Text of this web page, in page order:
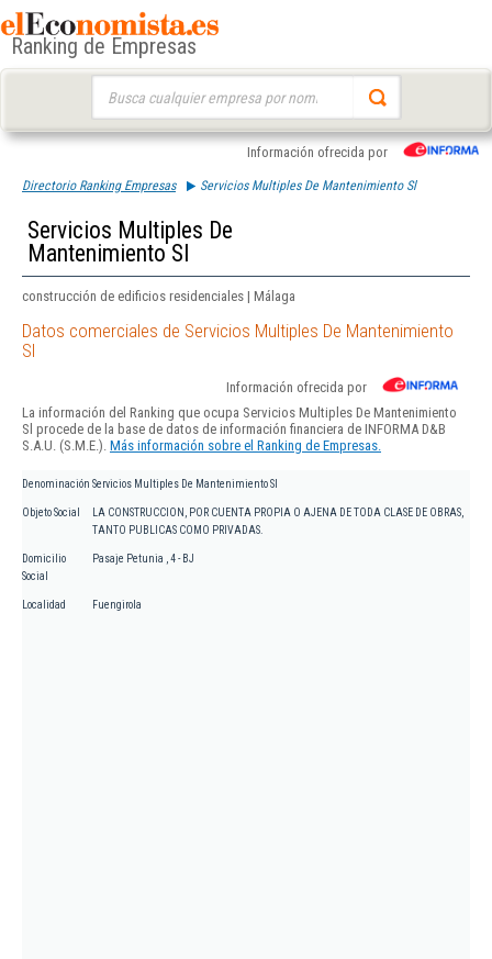
Ranking de Empresas
Información ofrecida por
Directorio Ranking Empresas Servicios Multiples De Mantenimiento Sl
Servicios Multiples De
Mantenimiento Sl
construcción de edificios residenciales | Málaga
Datos comerciales de Servicios Multiples De Mantenimiento
Sl
Información ofrecida por
La información del Ranking que ocupa Servicios Multiples De Mantenimiento
Sl procede de la base de datos de información financiera de INFORMA D&B
S.A.U. (S.M.E.). Más información sobre el Ranking de Empresas.
Denominación Servicios Multiples De Mantenimiento Sl
Objeto Social
LA CONSTRUCCION, POR CUENTA PROPIA O AJENA DE TODA CLASE DE OBRAS,
TANTO PUBLICAS COMO PRIVADAS.
Domicilio
Social
Pasaje Petunia , 4 - BJ
Localidad Fuengirola